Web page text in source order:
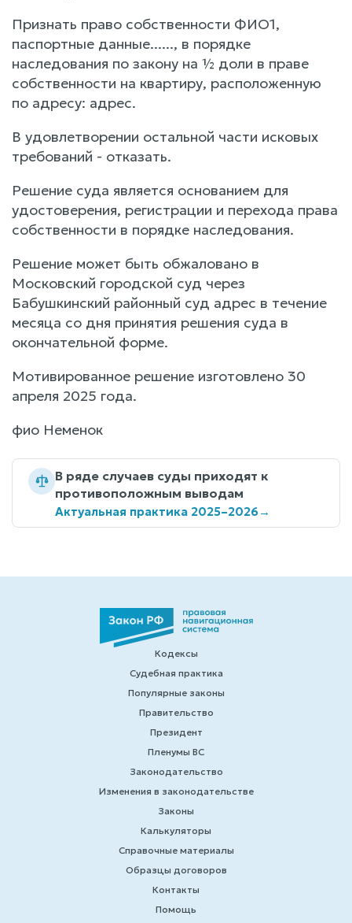
Признать право собственности ФИО1,
паспортные данные......, в порядке
наследования по закону на ½ доли в праве
собственности на квартиру, расположенную
по адресу: адрес.
В удовлетворении остальной части исковых
требований - отказать.
Решение суда является основанием для
удостоверения, регистрации и перехода права
собственности в порядке наследования.
Решение может быть обжаловано в
Московский городской суд через
Бабушкинский районный суд адрес в течение
месяца со дня принятия решения суда в
окончательной форме.
Мотивированное решение изготовлено 30
апреля 2025 года.
фио Неменок
В ряде случаев суды приходят к
противоположным выводам
Актуальная практика 2025–2026→
Кодексы
Судебная практика
Популярные законы
Правительство
Президент
Пленумы ВС
Законодательство
Изменения в законодательстве
Законы
Калькуляторы
Справочные материалы
Образцы договоров
Контакты
Помощь